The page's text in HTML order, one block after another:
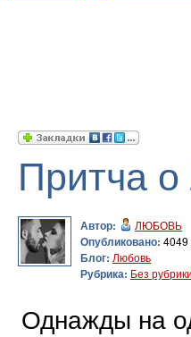
Притча
Автор: ЛЮБОВЬ
Опубликовано: 4049
Блог: Любовь
Рубрика: Без рубрики
Однажды на